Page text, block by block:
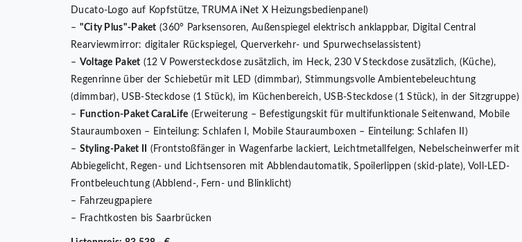
Ducato-Logo auf Kopfstütze, TRUMA iNet X Heizungsbedienpanel)
– "City Plus"-Paket (360° Parksensoren, Außenspiegel elektrisch anklappbar, Digital Central
Rearviewmirror: digitaler Rückspiegel, Querverkehr- und Spurwechselassistent)
– Voltage Paket (12 V Powersteckdose zusätzlich, im Heck, 230 V Steckdose zusätzlich, (Küche),
Regenrinne über der Schiebetür mit LED (dimmbar), Stimmungsvolle Ambientebeleuchtung
(dimmbar), USB-Steckdose (1 Stück), im Küchenbereich, USB-Steckdose (1 Stück), in der Sitzgruppe)
–
Function-Paket CaraLife (Erweiterung – Befestigungskit für multifunktionale Seitenwand, Mobile
Stauraumboxen – Einteilung: Schlafen I, Mobile Stauraumboxen – Einteilung: Schlafen II)
– Styling-Paket II
(Frontstoßfänger in Wagenfarbe lackiert, Leichtmetallfelgen, Nebelscheinwerfer mit
Abbiegelicht, Regen- und Lichtsensoren mit Abblendautomatik, Spoilerlippen (skid-plate), Voll-LED-
Frontbeleuchtung (Abblend-, Fern- und Blinklicht)
– Fahrzeugpapiere
– Frachtkosten bis Saarbrücken